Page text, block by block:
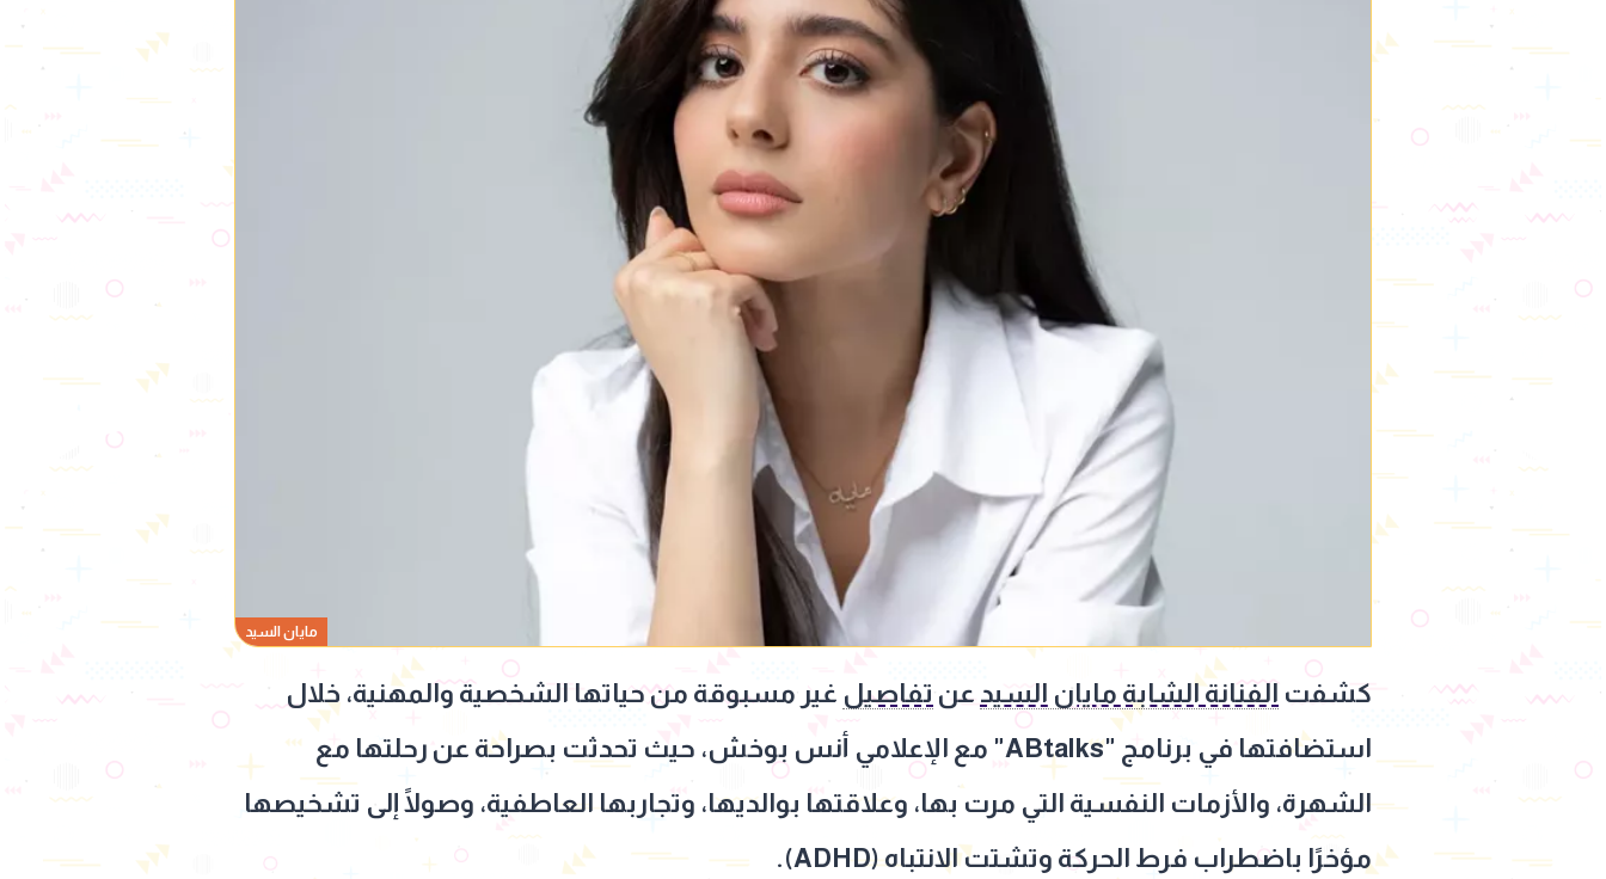
مايان السيد
كشفت الفنانة الشابة مايان السيد عن تفاصيل غير مسبوقة من حياتها الشخصية والمهنية، خلال
استضافتها في برنامج "ABtalks" مع الإعلامي أنس بوخش، حيث تحدثت بصراحة عن رحلتها مع
الشهرة، والأزمات النفسية التي مرت بها، وعلاقتها بوالديها، وتجاربها العاطفية، وصولًا إلى تشخيصها
مؤخرًا باضطراب فرط الحركة وتشتت الانتباه (ADHD).